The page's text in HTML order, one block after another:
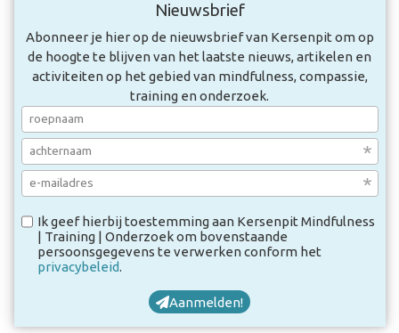
Nieuwsbrief
Abonneer je hier op de nieuwsbrief van Kersenpit om op
de hoogte te blijven van het laatste nieuws, artikelen en
activiteiten op het gebied van mindfulness, compassie,
training en onderzoek.
Ik geef hierbij toestemming aan Kersenpit Mindfulness
| Training | Onderzoek om bovenstaande
persoonsgegevens te verwerken conform het
privacybeleid.
Aanmelden!